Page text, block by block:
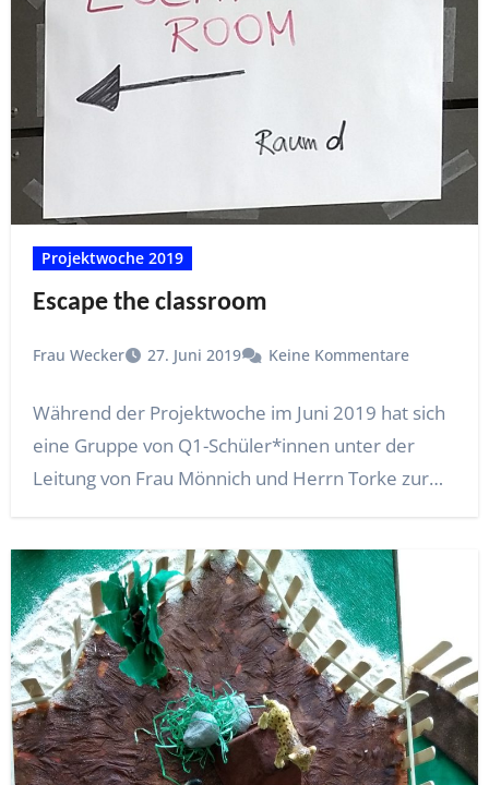
Projektwoche 2019
Escape the classroom
Frau Wecker 27. Juni 2019 Keine Kommentare
Während der Projektwoche im Juni 2019 hat sich
eine Gruppe von Q1-Schüler*innen unter der
Leitung von Frau Mönnich und Herrn Torke zur…